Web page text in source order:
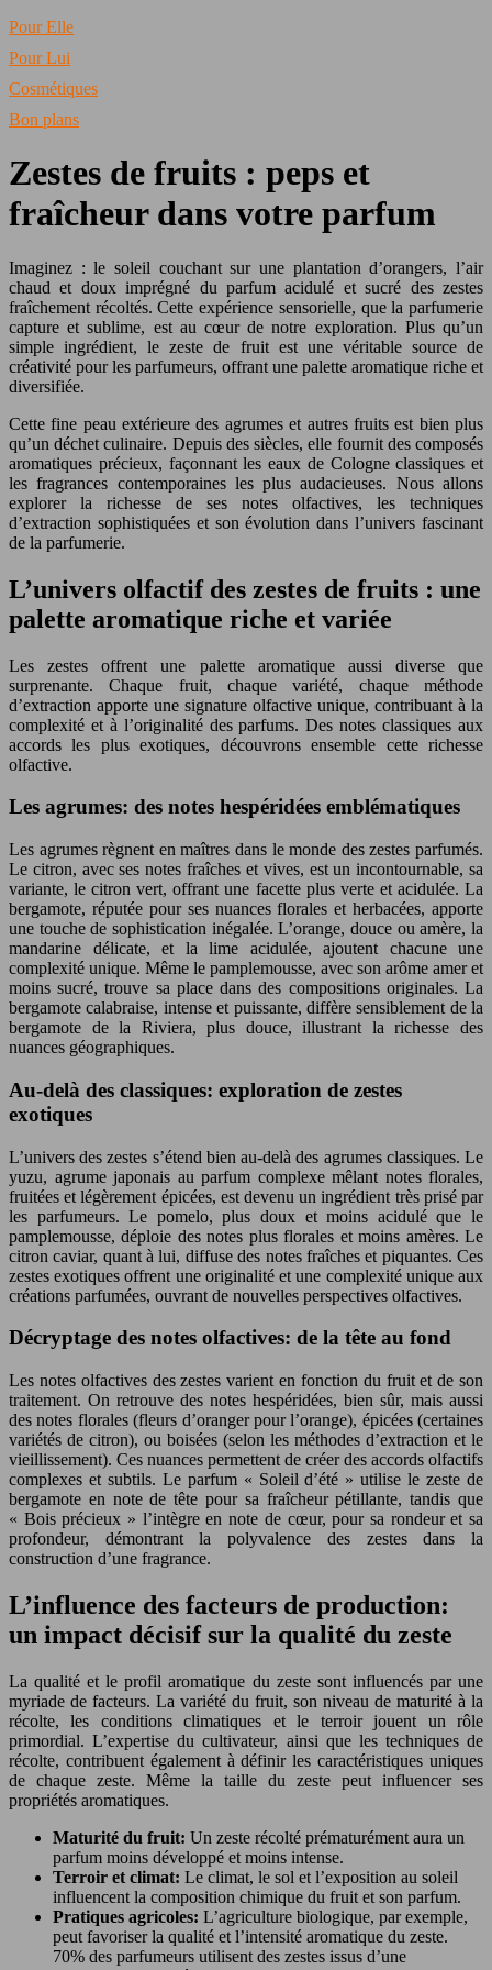
Pour Elle
Pour Lui
Cosmétiques
Bon plans
Zestes de fruits : peps et
fraîcheur dans votre parfum
Imaginez : le soleil couchant sur une plantation d’orangers, l’air
chaud et doux imprégné du parfum acidulé et sucré des zestes
fraîchement récoltés. Cette expérience sensorielle, que la parfumerie
capture et sublime, est au cœur de notre exploration. Plus qu’un
simple ingrédient, le zeste de fruit est une véritable source de
créativité pour les parfumeurs, offrant une palette aromatique riche et
diversifiée.
Cette fine peau extérieure des agrumes et autres fruits est bien plus
qu’un déchet culinaire. Depuis des siècles, elle fournit des composés
aromatiques précieux, façonnant les eaux de Cologne classiques et
les fragrances contemporaines les plus audacieuses. Nous allons
explorer la richesse de ses notes olfactives, les techniques
d’extraction sophistiquées et son évolution dans l’univers fascinant
de la parfumerie.
L’univers olfactif des zestes de fruits : une
palette aromatique riche et variée
Les zestes offrent une palette aromatique aussi diverse que
surprenante. Chaque fruit, chaque variété, chaque méthode
d’extraction apporte une signature olfactive unique, contribuant à la
complexité et à l’originalité des parfums. Des notes classiques aux
accords les plus exotiques, découvrons ensemble cette richesse
olfactive.
Les agrumes: des notes hespéridées emblématiques
Les agrumes règnent en maîtres dans le monde des zestes parfumés.
Le citron, avec ses notes fraîches et vives, est un incontournable, sa
variante, le citron vert, offrant une facette plus verte et acidulée. La
bergamote, réputée pour ses nuances florales et herbacées, apporte
une touche de sophistication inégalée. L’orange, douce ou amère, la
mandarine délicate, et la lime acidulée, ajoutent chacune une
complexité unique. Même le pamplemousse, avec son arôme amer et
moins sucré, trouve sa place dans des compositions originales. La
bergamote calabraise, intense et puissante, diffère sensiblement de la
bergamote de la Riviera, plus douce, illustrant la richesse des
nuances géographiques.
Au-delà des classiques: exploration de zestes
exotiques
L’univers des zestes s’étend bien au-delà des agrumes classiques. Le
yuzu, agrume japonais au parfum complexe mêlant notes florales,
fruitées et légèrement épicées, est devenu un ingrédient très prisé par
les parfumeurs. Le pomelo, plus doux et moins acidulé que le
pamplemousse, déploie des notes plus florales et moins amères. Le
citron caviar, quant à lui, diffuse des notes fraîches et piquantes. Ces
zestes exotiques offrent une originalité et une complexité unique aux
créations parfumées, ouvrant de nouvelles perspectives olfactives.
Décryptage des notes olfactives: de la tête au fond
Les notes olfactives des zestes varient en fonction du fruit et de son
traitement. On retrouve des notes hespéridées, bien sûr, mais aussi
des notes florales (fleurs d’oranger pour l’orange), épicées (certaines
variétés de citron), ou boisées (selon les méthodes d’extraction et le
vieillissement). Ces nuances permettent de créer des accords olfactifs
complexes et subtils. Le parfum « Soleil d’été » utilise le zeste de
bergamote en note de tête pour sa fraîcheur pétillante, tandis que
« Bois précieux » l’intègre en note de cœur, pour sa rondeur et sa
profondeur, démontrant la polyvalence des zestes dans la
construction d’une fragrance.
L’influence des facteurs de production:
un impact décisif sur la qualité du zeste
La qualité et le profil aromatique du zeste sont influencés par une
myriade de facteurs. La variété du fruit, son niveau de maturité à la
récolte, les conditions climatiques et le terroir jouent un rôle
primordial. L’expertise du cultivateur, ainsi que les techniques de
récolte, contribuent également à définir les caractéristiques uniques
de chaque zeste. Même la taille du zeste peut influencer ses
propriétés aromatiques.
Maturité du fruit: Un zeste récolté prématurément aura un
parfum moins développé et moins intense.
Terroir et climat: Le climat, le sol et l’exposition au soleil
influencent la composition chimique du fruit et son parfum.
Pratiques agricoles: L’agriculture biologique, par exemple,
peut favoriser la qualité et l’intensité aromatique du zeste.
70% des parfumeurs utilisent des zestes issus d’une